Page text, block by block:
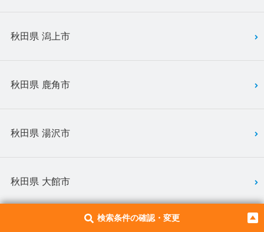
検索条件の確認・変更
秋田県 潟上市
秋田県 鹿角市
秋田県 湯沢市
秋田県 大館市